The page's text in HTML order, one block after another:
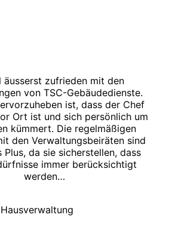
äusserst zufrieden mit den
von TSC-Gebäudedienste.
ist, dass der Chef
Ort ist und sich persönlich um
kümmert. Die regelmäßigen
den Verwaltungsbeiräten sind
Plus, da sie sicherstellen, dass
immer berücksichtigt
werden…